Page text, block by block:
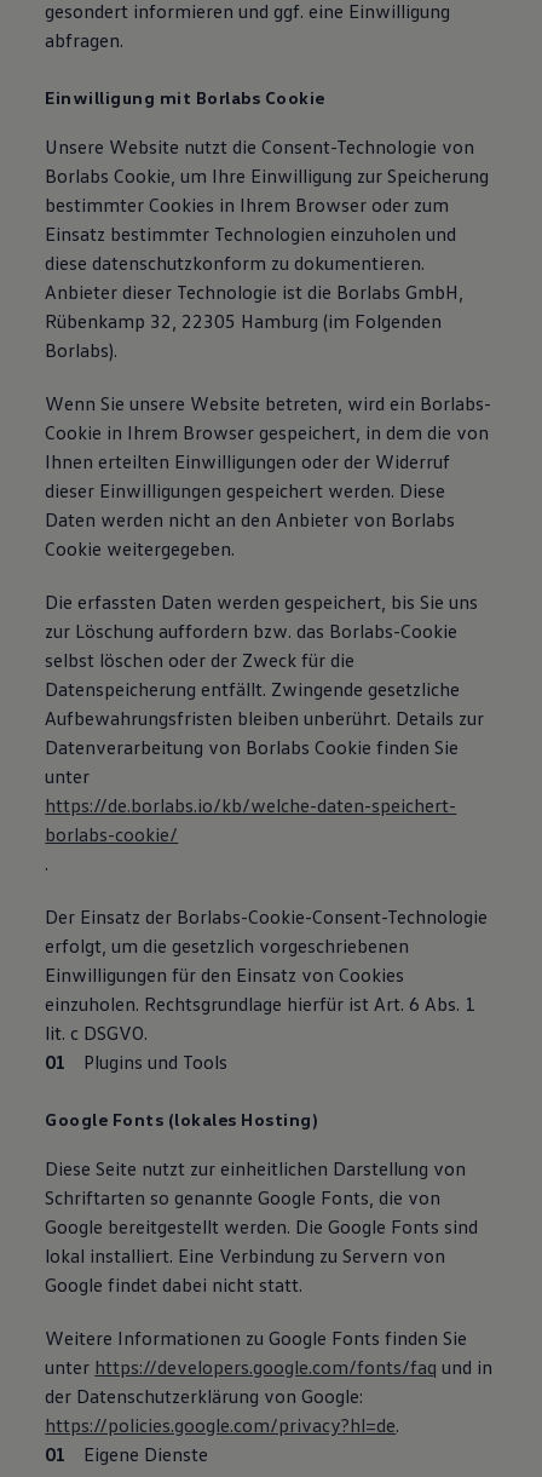
gesondert informieren und ggf. eine Einwilligung
abfragen.
Einwilligung mit Borlabs Cookie
Unsere Website nutzt die Consent-Technologie von
Borlabs Cookie, um Ihre Einwilligung zur Speicherung
bestimmter Cookies in Ihrem Browser oder zum
Einsatz bestimmter Technologien einzuholen und
diese datenschutzkonform zu dokumentieren.
Anbieter dieser Technologie ist die Borlabs GmbH,
Rübenkamp 32, 22305 Hamburg (im Folgenden
Borlabs).
Wenn Sie unsere Website betreten, wird ein Borlabs-
Cookie in Ihrem Browser gespeichert, in dem die von
Ihnen erteilten Einwilligungen oder der Widerruf
dieser Einwilligungen gespeichert werden. Diese
Daten werden nicht an den Anbieter von Borlabs
Cookie weitergegeben.
Die erfassten Daten werden gespeichert, bis Sie uns
zur Löschung auffordern bzw. das Borlabs-Cookie
selbst löschen oder der Zweck für die
Datenspeicherung entfällt. Zwingende gesetzliche
Aufbewahrungsfristen bleiben unberührt. Details zur
Datenverarbeitung von Borlabs Cookie finden Sie
unter
https://de.borlabs.io/kb/welche-daten-speichert-
borlabs-cookie/
.
Der Einsatz der Borlabs-Cookie-Consent-Technologie
erfolgt, um die gesetzlich vorgeschriebenen
Einwilligungen für den Einsatz von Cookies
einzuholen. Rechtsgrundlage hierfür ist Art. 6 Abs. 1
lit. c DSGVO.
Plugins und Tools
Google Fonts (lokales Hosting)
Diese Seite nutzt zur einheitlichen Darstellung von
Schriftarten so genannte Google Fonts, die von
Google bereitgestellt werden. Die Google Fonts sind
lokal installiert. Eine Verbindung zu Servern von
Google findet dabei nicht statt.
Weitere Informationen zu Google Fonts finden Sie
unter https://developers.google.com/fonts/faq und in
der Datenschutzerklärung von Google:
https://policies.google.com/privacy?hl=de.
Eigene Dienste